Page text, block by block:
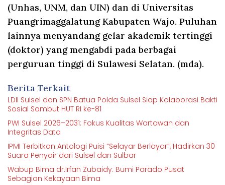
(Unhas, UNM, dan UIN) dan di Universitas
Puangrimaggalatung Kabupaten Wajo. Puluhan
lainnya menyandang gelar akademik tertinggi
(doktor) yang mengabdi pada berbagai
perguruan tinggi di Sulawesi Selatan. (mda).
Berita Terkait
LDII Sulsel dan SPN Batua Polda Sulsel Siap Kolaborasi Bakti
Sosial Sambut HUT RI ke-81
PWI Sulsel 2026–2031: Fokus Kualitas Wartawan dan
Integritas Data
IPMI Terbitkan Antologi Puisi “Selayar Berlayar”, Hadirkan 30
Suara Penyair dari Sulsel dan Sulbar
Wabup Bima dr.Irfan Zubaidy: Bumi Parado Pusat
Sebagian Kekayaan Bima